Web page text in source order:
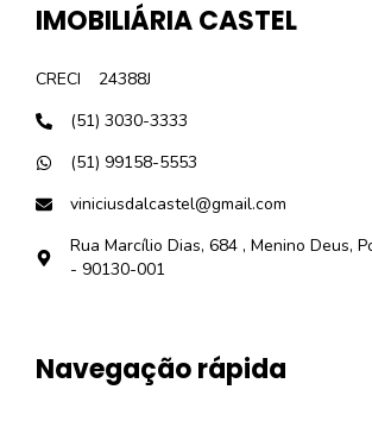
IMOBILIÁRIA CASTEL
CRECI
24388J
(51) 3030-3333
(51) 99158-5553
viniciusdalcastel@gmail.com
Rua Marcílio Dias, 684 , Menino Deus,
- 90130-001
Navegação rápida